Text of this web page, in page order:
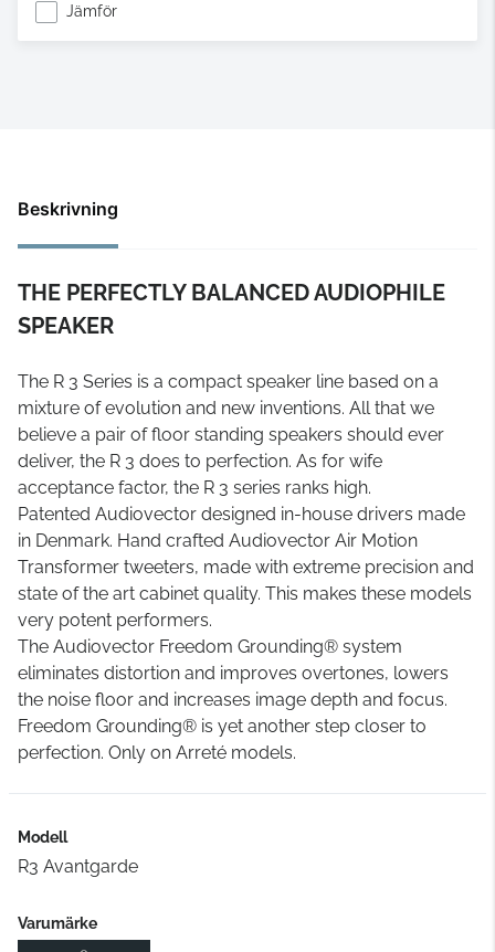
Jämför
Beskrivning
THE PERFECTLY BALANCED AUDIOPHILE
SPEAKER
The R 3 Series is a compact speaker line based on a
mixture of evolution and new inventions. All that we
believe a pair of floor standing speakers should ever
deliver, the R 3 does to perfection. As for wife
acceptance factor, the R 3 series ranks high.
Patented Audiovector designed in-house drivers made
in Denmark. Hand crafted Audiovector Air Motion
Transformer tweeters, made with extreme precision and
state of the art cabinet quality. This makes these models
very potent performers.
The Audiovector Freedom Grounding® system
eliminates distortion and improves overtones, lowers
the noise floor and increases image depth and focus.
Freedom Grounding® is yet another step closer to
perfection. Only on Arreté models.
Modell
R3 Avantgarde
Varumärke